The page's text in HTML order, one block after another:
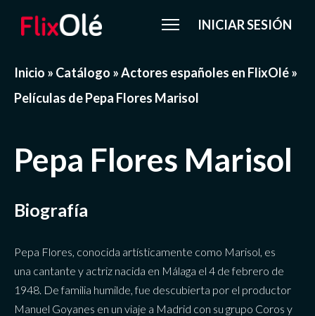
INICIAR SESIÓN
Inicio » Catálogo »Actores españoles en FlixOlé»
Películas de Pepa Flores Marisol
Pepa Flores Marisol
Biografía
Pepa Flores, conocida artísticamente como Marisol, es
una cantante y actriz nacida en Málaga el 4 de febrero de
1948. De familia humilde, fue descubierta por el productor
Manuel Goyanes en un viaje a Madrid con su grupo Coros y